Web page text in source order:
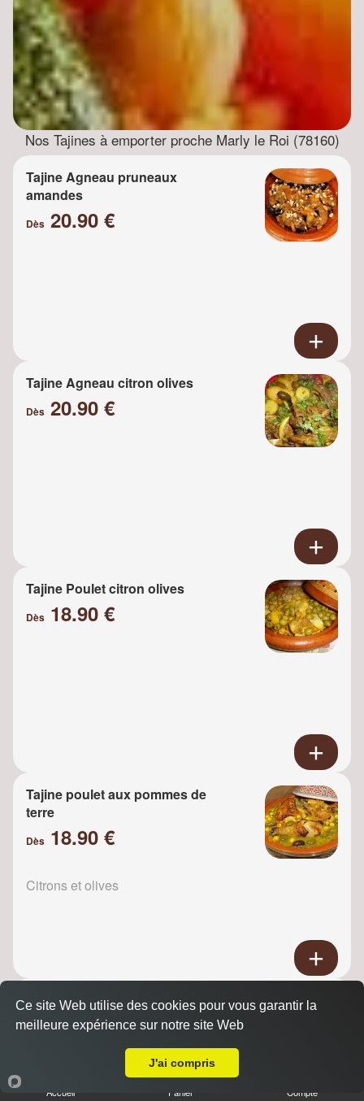
Nos Tajines à emporter proche Marly le Roi (78160)
Tajine Agneau pruneaux
amandes
Dès 20.90 €
Tajine Agneau citron olives
Dès 20.90 €
Tajine Poulet citron olives
Dès 18.90 €
Tajine poulet aux pommes de
terre
Dès 18.90 €
Citrons et olives
Tajine Poulet raisins
Dès18.90 €
Oignons
Accueil Panier Compte
Ce site Web utilise des cookies pour vous garantir la
meilleure expérience sur notre site Web
J'ai compris